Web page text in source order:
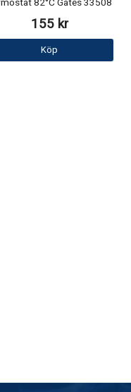
155 kr
Köp